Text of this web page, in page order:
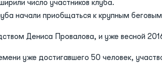
число участников клуба.
начали приобщаться к крупным
Дениса Провалова, и уже весной
уже достигавшего 50 человек,